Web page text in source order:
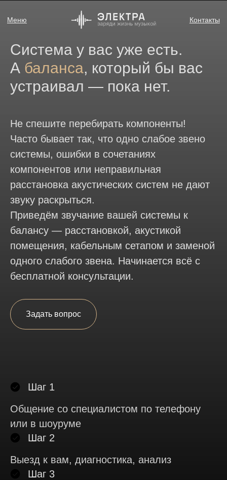
Контакты
Система у вас уже есть.
А баланса, который бы вас
устраивал — пока нет.
Не спешите перебирать компоненты!
Часто бывает так, что одно слабое звено
системы, ошибки в сочетаниях
компонентов или неправильная
расстановка акустических систем не дают
звуку раскрыться.
Приведём звучание вашей системы к
балансу — расстановкой, акустикой
помещения, кабельным сетапом и заменой
одного слабого звена. Начинается всё с
бесплатной консультации.
Задать вопрос
Шаг 1
Общение со специалистом по телефону
или в шоуруме
Шаг 2
Выезд к вам, диагностика, анализ
Шаг 3